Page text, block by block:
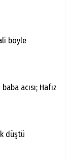
böyle
acısı; Hafız
düştü